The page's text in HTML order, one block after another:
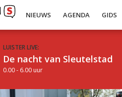
NIEUWS AGENDA GIDS
LUISTER LIVE:
De nacht van Sleutelstad
0.00 - 6.00 uur